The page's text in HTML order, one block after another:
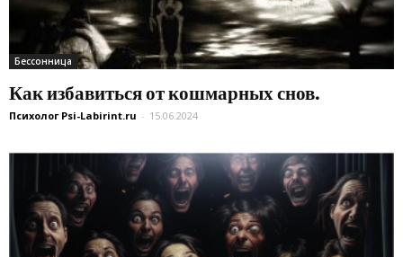
Бессонница
Как избавиться от кошмарных снов.
Психолог Psi-Labirint.ru - 15.06.2024